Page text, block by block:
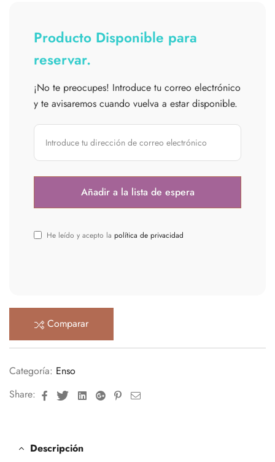
Producto Disponible para
reservar.
¡No te preocupes! Introduce tu correo electrónico
y te avisaremos cuando vuelva a estar disponible.
He leído y acepto la política de privacidad
Comparar
Categoría: Enso
Share:
FacebookTwitterLinkedinGoogle+Pinterest
Email
Descripción